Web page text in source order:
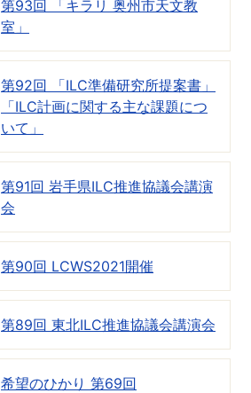
第93回 「キラリ 奥州市天文教
室」
第92回 「ILC準備研究所提案書」
「ILC計画に関する主な課題につ
いて」
第91回 岩手県ILC推進協議会講演
会
第90回 LCWS2021開催
第89回 東北ILC推進協議会講演会
希望のひかり 第69回